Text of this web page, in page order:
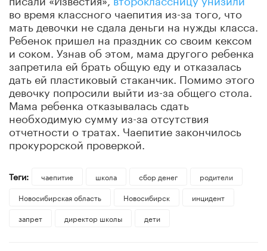
во время классного чаепития из-за того, что
мать девочки не сдала деньги на нужды класса.
Ребенок пришел на праздник со своим кексом
и соком. Узнав об этом, мама другого ребенка
запретила ей брать общую еду и отказалась
дать ей пластиковый стаканчик. Помимо этого
девочку попросили выйти из-за общего стола.
Мама ребенка отказывалась сдать
необходимую сумму из-за отсутствия
отчетности о тратах. Чаепитие закончилось
прокурорской проверкой.
Теги: чаепитие школа сбор денег
родители
Новосибирская область
Новосибирск
инцидент
запрет
директор школы дети